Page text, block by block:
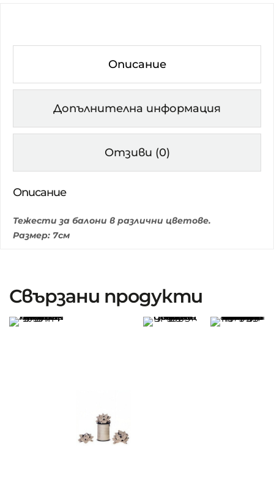
Описание
Допълнителна информация
Отзиви (0)
Описание
Тежести за балони в различни цветове.
Размер: 7см
Свързани продукти